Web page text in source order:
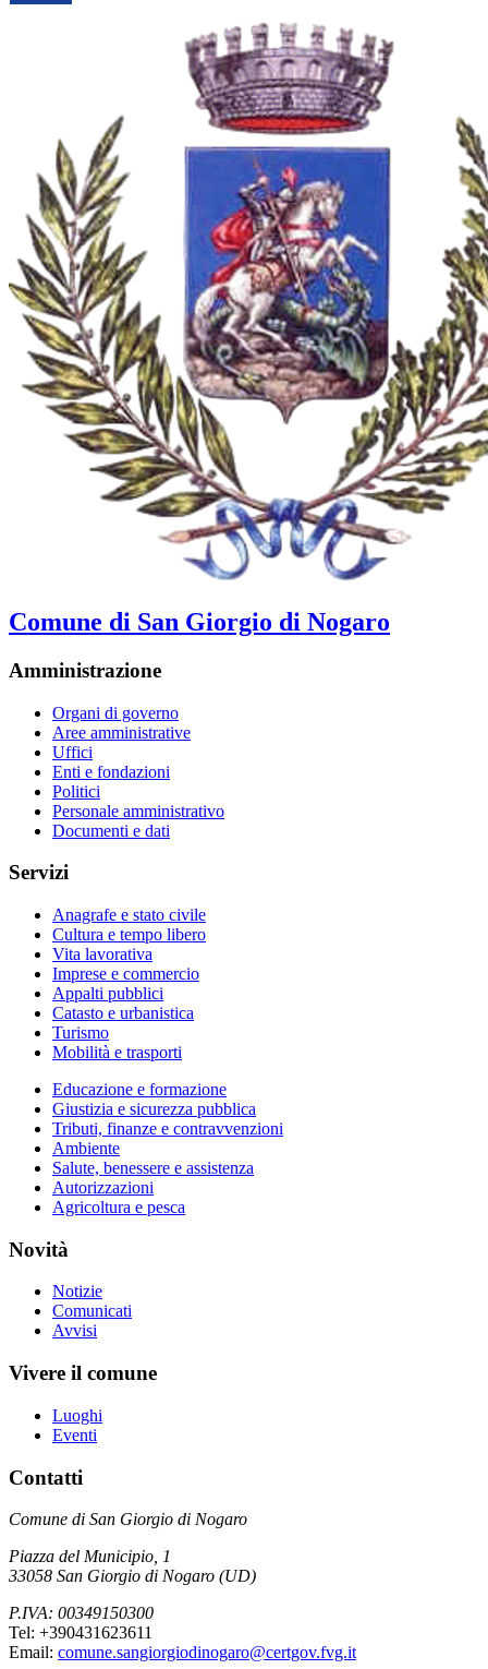
Comune di San Giorgio di Nogaro
Amministrazione
Organi di governo
Aree amministrative
Uffici
Enti e fondazioni
Politici
Personale amministrativo
Documenti e dati
Servizi
Anagrafe e stato civile
Cultura e tempo libero
Vita lavorativa
Imprese e commercio
Appalti pubblici
Catasto e urbanistica
Turismo
Mobilità e trasporti
Educazione e formazione
Giustizia e sicurezza pubblica
Tributi, finanze e contravvenzioni
Ambiente
Salute, benessere e assistenza
Autorizzazioni
Agricoltura e pesca
Novità
Notizie
Comunicati
Avvisi
Vivere il comune
Luoghi
Eventi
Contatti
Comune di San Giorgio di Nogaro
Piazza del Municipio, 1
33058 San Giorgio di Nogaro (UD)
P.IVA: 00349150300
Tel: +390431623611
Email: comune.sangiorgiodinogaro@certgov.fvg.it